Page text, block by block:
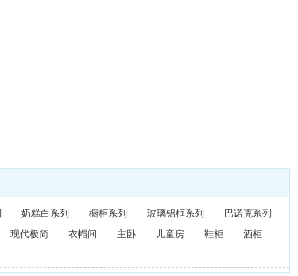
奶糕白系列 橱柜系列 玻璃铝框系列
巴诺克系列
现代极简 衣帽间 主卧 儿童房 鞋柜
酒柜